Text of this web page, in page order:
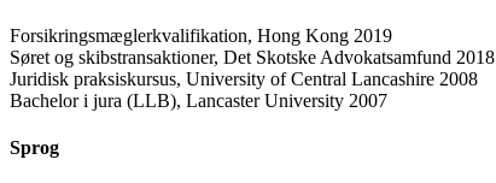
Forsikringsmæglerkvalifikation, Hong Kong 2019
Søret og skibstransaktioner, Det Skotske Advokatsamfund 2018
Juridisk praksiskursus, University of Central Lancashire 2008
Bachelor i jura (LLB), Lancaster University 2007
Sprog